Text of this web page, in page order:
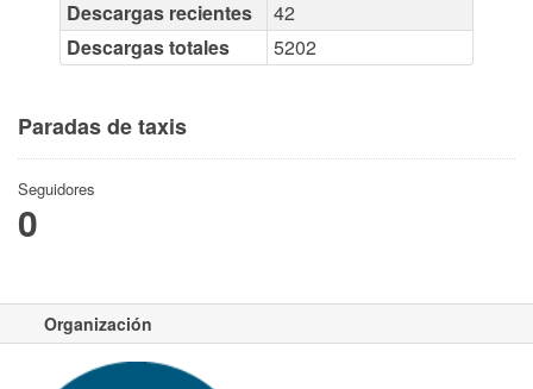
Descargas recientes
42
Descargas totales
5202
Paradas de taxis
Seguidores
0
Organización